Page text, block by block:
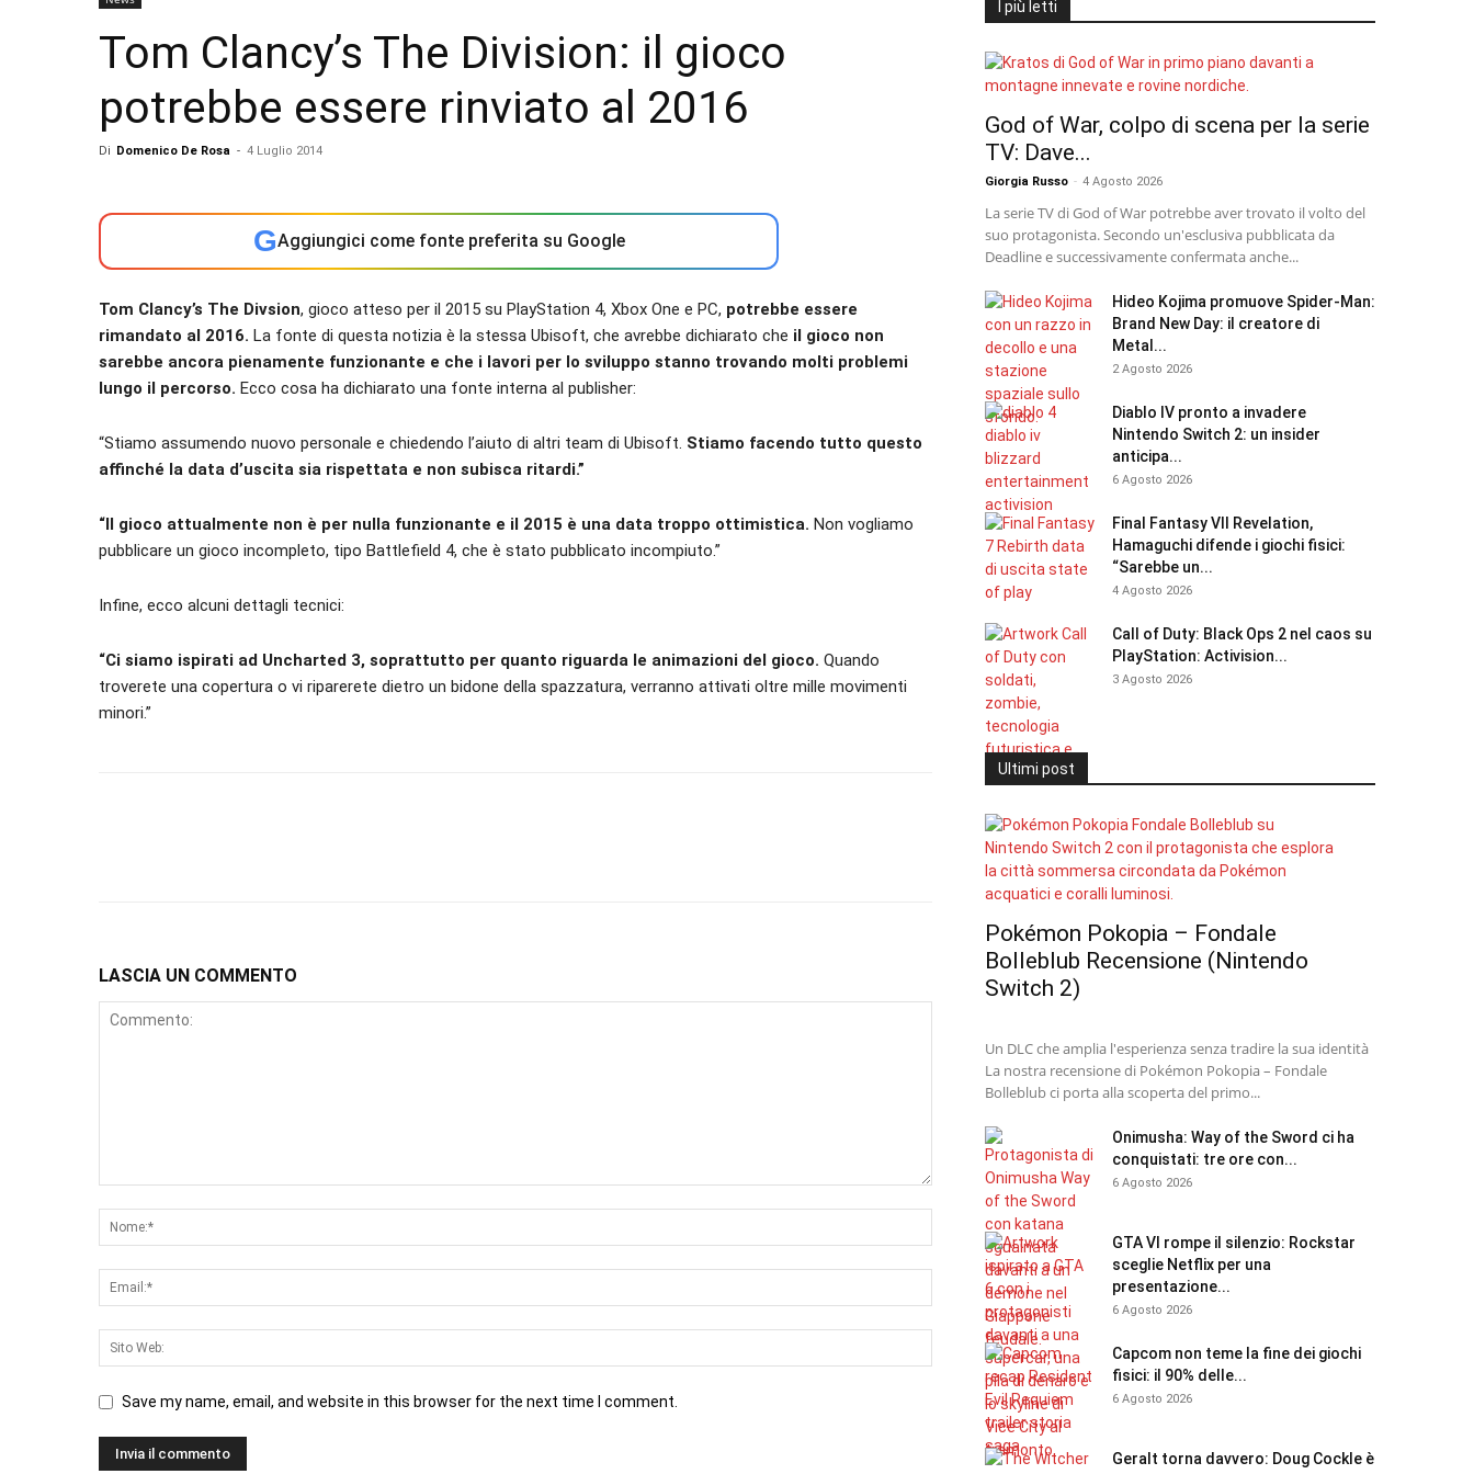
Tom Clancy’s The Division: il gioco
potrebbe essere rinviato al 2016
Di Domenico De Rosa - 4 Luglio 2014
GAggiungici come fonte preferita su Google
Tom Clancy’s The Divsion, gioco atteso per il 2015 su PlayStation 4, Xbox One e PC, potrebbe essere
rimandato al 2016. La fonte di questa notizia è la stessa Ubisoft, che avrebbe dichiarato che il gioco non
sarebbe ancora pienamente funzionante e che i lavori per lo sviluppo stanno trovando molti problemi
lungo il percorso. Ecco cosa ha dichiarato una fonte interna al publisher:
“Stiamo assumendo nuovo personale e chiedendo l’aiuto di altri team di Ubisoft. Stiamo facendo tutto questo
affinché la data d’uscita sia rispettata e non subisca ritardi.”
“Il gioco attualmente non è per nulla funzionante e il 2015 è una data troppo ottimistica. Non vogliamo
pubblicare un gioco incompleto, tipo Battlefield 4, che è stato pubblicato incompiuto.”
Infine, ecco alcuni dettagli tecnici:
“Ci siamo ispirati ad Uncharted 3, soprattutto per quanto riguarda le animazioni del gioco. Quando
troverete una copertura o vi riparerete dietro un bidone della spazzatura, verranno attivati oltre mille movimenti
minori.”
LASCIA UN COMMENTO
Save my name, email, and website in this browser for the next time I comment.
I più letti
God of War, colpo di scena per la serie
TV: Dave...
Giorgia Russo - 4 Agosto 2026
La serie TV di God of War potrebbe aver trovato il volto del
suo protagonista. Secondo un'esclusiva pubblicata da
Deadline e successivamente confermata anche...
Hideo Kojima promuove Spider-Man:
Brand New Day: il creatore di
Metal...
2 Agosto 2026
Diablo IV pronto a invadere
Nintendo Switch 2: un insider
anticipa...
6 Agosto 2026
Final Fantasy VII Revelation,
Hamaguchi difende i giochi fisici:
“Sarebbe un...
4 Agosto 2026
Call of Duty: Black Ops 2 nel caos su
PlayStation: Activision...
3 Agosto 2026
Ultimi post
Pokémon Pokopia – Fondale
Bolleblub Recensione (Nintendo
Switch 2)
Un DLC che amplia l'esperienza senza tradire la sua identità
La nostra recensione di Pokémon Pokopia – Fondale
Bolleblub ci porta alla scoperta del primo...
Onimusha: Way of the Sword ci ha
conquistati: tre ore con...
6 Agosto 2026
GTA VI rompe il silenzio: Rockstar
sceglie Netflix per una
presentazione...
6 Agosto 2026
Capcom non teme la fine dei giochi
fisici: il 90% delle...
6 Agosto 2026
Geralt torna davvero: Doug Cockle è